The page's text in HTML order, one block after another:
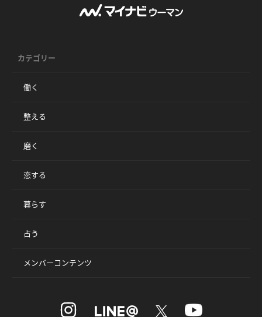
カテゴリー
働く
整える
磨く
恋する
暮らす
占う
メンバーコンテンツ